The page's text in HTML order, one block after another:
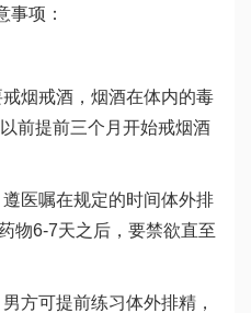
事项：
烟戒酒，烟酒在体内的毒
前提前三个月开始戒烟酒
医嘱在规定的时间体外排
物6-7天之后，要禁欲直至
方可提前练习体外排精，